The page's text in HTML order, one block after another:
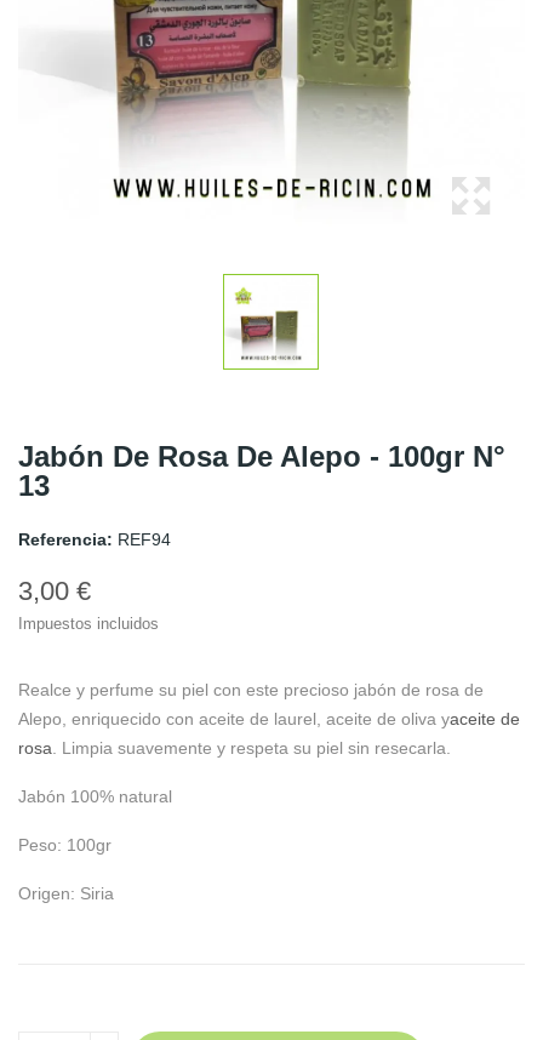
Jabón De Rosa De Alepo - 100gr N°
13
Referencia: REF94
3,00 €
Impuestos incluidos
Realce y perfume su piel con este precioso jabón de rosa de
Alepo, enriquecido con aceite de laurel, aceite de oliva yaceite de
rosa . Limpia suavemente y respeta su piel sin resecarla.
Jabón 100% natural
Peso: 100gr
Origen: Siria